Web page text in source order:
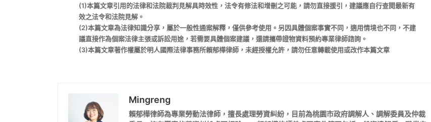
(1)本篇文章引用的法律和法院裁判見解具時效性，法令有修法和增刪之可能，請勿直接援引，建議應自行查閱最新有
效之法令和法院見解。
(2)本篇文章為法律知識分享，屬於一般性通案解釋，僅供參考使用。另因具體個案事實不同，適用情境也不同，不建
議直接作為個案法律主張或訴訟用途，若需要具體個案建議，還請攜帶證物資料預約專業律師諮詢。
(3)本篇文章著作權屬於明人國際法律事務所賴郁樺律師，未經授權允許，請勿任意轉載使用或改作本篇文章
Mingreng
賴郁樺律師為專業勞動法律師，擅長處理勞資糾紛，目前為桃園市政府調解人、調解委員及仲裁